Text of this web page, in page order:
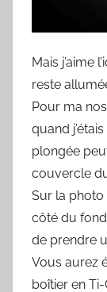
Mais j’aime
reste
Pour ma
quand
plongée
couvercle
Sur la
côté du
de prendre
Vous aurez
boîtier en